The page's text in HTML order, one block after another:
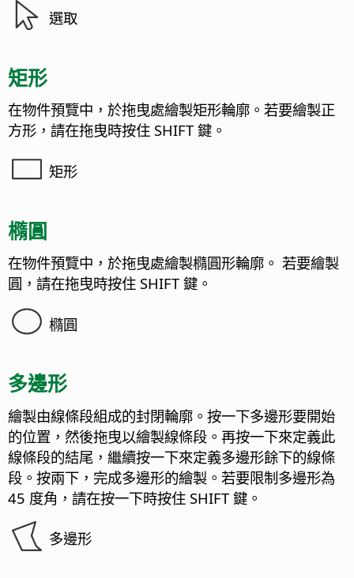
選取
矩形
在物件預覽中，於拖曳處繪製矩形輪廓。若要繪製正
方形，請在拖曳時按住 SHIFT 鍵。
矩形
橢圓
在物件預覽中，於拖曳處繪製橢圓形輪廓。 若要繪製
圓，請在拖曳時按住 SHIFT 鍵。
橢圓
多邊形
繪製由線條段組成的封閉輪廓。按一下多邊形要開始
的位置，然後拖曳以繪製線條段。再按一下來定義此
線條段的結尾，繼續按一下來定義多邊形餘下的線條
段。按兩下，完成多邊形的繪製。若要限制多邊形為
45 度角，請在按一下時按住 SHIFT 鍵。
多邊形